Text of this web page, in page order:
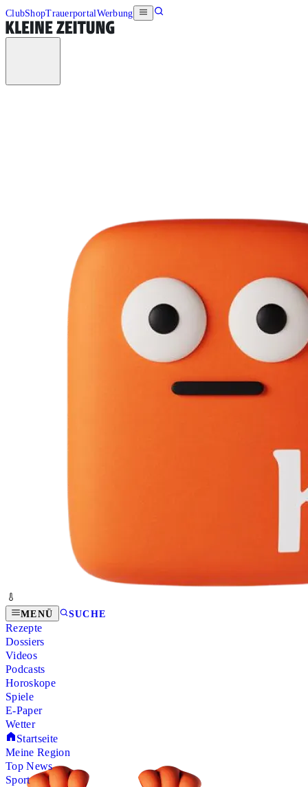
ClubShopTrauerportalWerbung
MENÜ SUCHE
Rezepte
Dossiers
Videos
Podcasts
Horoskope
Spiele
E-Paper
Wetter
Startseite
Meine Region
Top News
Sport